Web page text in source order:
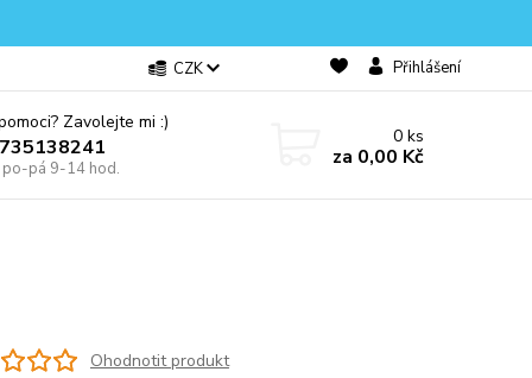
CZK Přihlášení
Zavolejte mi :)
pá 9-14 hod.
0ks
za 0,00 Kč
Ohodnotit produkt